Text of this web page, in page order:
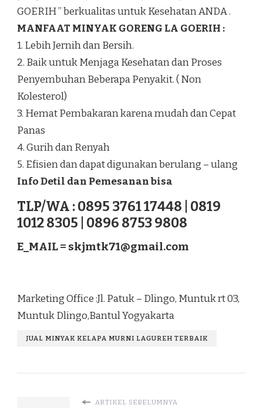
GOERIH ” berkualitas untuk Kesehatan ANDA .
MANFAAT MINYAK GORENG LA GOERIH :
1. Lebih Jernih dan Bersih.
2. Baik untuk Menjaga Kesehatan dan Proses
Penyembuhan Beberapa Penyakit. ( Non
Kolesterol)
3. Hemat Pembakaran karena mudah dan Cepat
Panas
4. Gurih dan Renyah
5. Efisien dan dapat digunakan berulang – ulang
Info Detil dan Pemesanan bisa
TLP/WA : 0895 3761 17448 | 0819
1012 8305 | 0896 8753 9808
E_MAIL = skjmtk71@gmail.com
Marketing Office :Jl. Patuk – Dlingo, Muntuk rt 03,
Muntuk Dlingo,Bantul Yogyakarta
JUAL MINYAK KELAPA MURNI LAGUREH TERBAIK
ARTIKEL SEBELUMNYA